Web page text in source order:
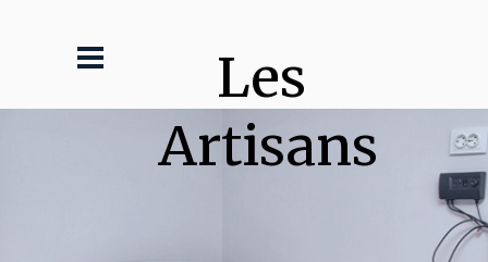
Les
Artisans